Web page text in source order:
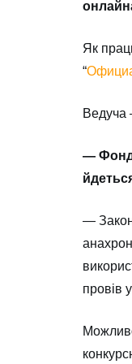
Як
“
— Фонд
— Закон
провів